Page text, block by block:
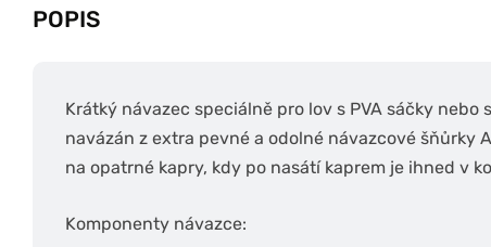
POPIS
Krátký návazec speciálně pro lov s PVA sáčky nebo
navázán z extra pevné a odolné návazcové šňůrky
na opatrné kapry, kdy po nasátí kaprem je ihned v
Komponenty návazce: